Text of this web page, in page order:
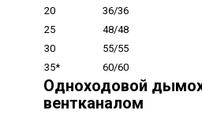
20
36/36
25
48/48
30
55/55
35*
60/60
Одноходовой
вентканалом